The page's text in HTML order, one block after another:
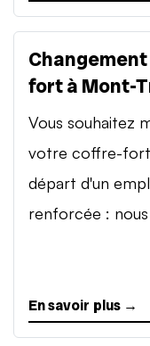
fort à Mont-
Vous souhaitez
votre coffre-fort
départ d'un
renforcée : nous
En savoir plus →